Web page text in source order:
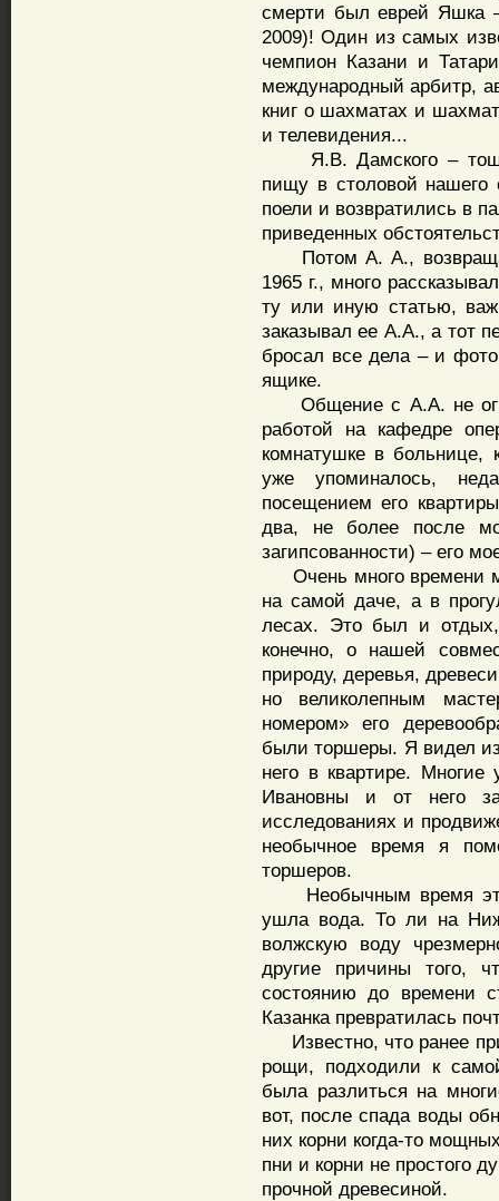
смерти был еврей Яшка
2009)! Один из самых
чемпион Казани и
международный арбитр,
книг о шахматах и
и телевидения...
Я.В. Дамского –
пищу в столовой
поели и возвратились в
приведенных
Потом А. А.,
1965 г., много
ту или иную статью,
заказывал ее А.А., а тот
бросал все дела – и
ящике.
Общение с А.А. не
работой на кафедре
комнатушке в больнице,
уже упоминалось,
посещением его
два, не более после
загипсованности) – его
Очень много времени
на самой даче, а в
лесах. Это был и
конечно, о нашей
природу, деревья,
но великолепным
номером» его
были торшеры. Я видел
него в квартире.
Ивановны и от него
исследованиях и
необычное время я
торшеров.
Необычным время это
ушла вода. То ли на
волжскую воду
другие причины того,
состоянию до времени
Казанка превратилась
Известно, что ранее
рощи, подходили к
была разлиться на
вот, после спада воды
них корни когда-то
пни и корни не простого
прочной древесиной.